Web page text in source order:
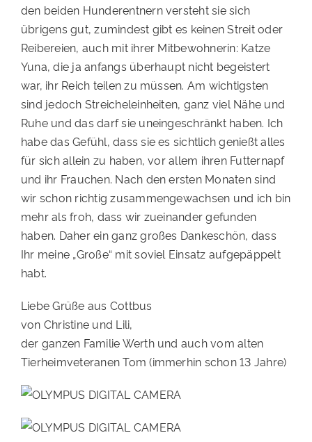
den beiden Hunderentnern versteht sie sich
übrigens gut, zumindest gibt es keinen Streit oder
Reibereien, auch mit ihrer Mitbewohnerin: Katze
Yuna, die ja anfangs überhaupt nicht begeistert
war, ihr Reich teilen zu müssen. Am wichtigsten
sind jedoch Streicheleinheiten, ganz viel Nähe und
Ruhe und das darf sie uneingeschränkt haben. Ich
habe das Gefühl, dass sie es sichtlich genießt alles
für sich allein zu haben, vor allem ihren Futternapf
und ihr Frauchen. Nach den ersten Monaten sind
wir schon richtig zusammengewachsen und ich bin
mehr als froh, dass wir zueinander gefunden
haben. Daher ein ganz großes Dankeschön, dass
Ihr meine „Große“ mit soviel Einsatz aufgepäppelt
habt.
Liebe Grüße aus Cottbus
von Christine und Lili,
der ganzen Familie Werth und auch vom alten
Tierheimveteranen Tom (immerhin schon 13 Jahre)